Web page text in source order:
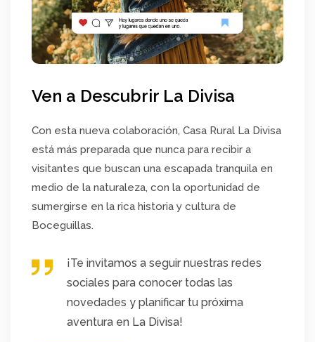
Ven a Descubrir La Divisa
Con esta nueva colaboración, Casa Rural La Divisa
está más preparada que nunca para recibir a
visitantes que buscan una escapada tranquila en
medio de la naturaleza, con la oportunidad de
sumergirse en la rica historia y cultura de
Boceguillas.
¡Te invitamos a seguir nuestras redes
sociales para conocer todas las
novedades y planificar tu próxima
aventura en La Divisa!